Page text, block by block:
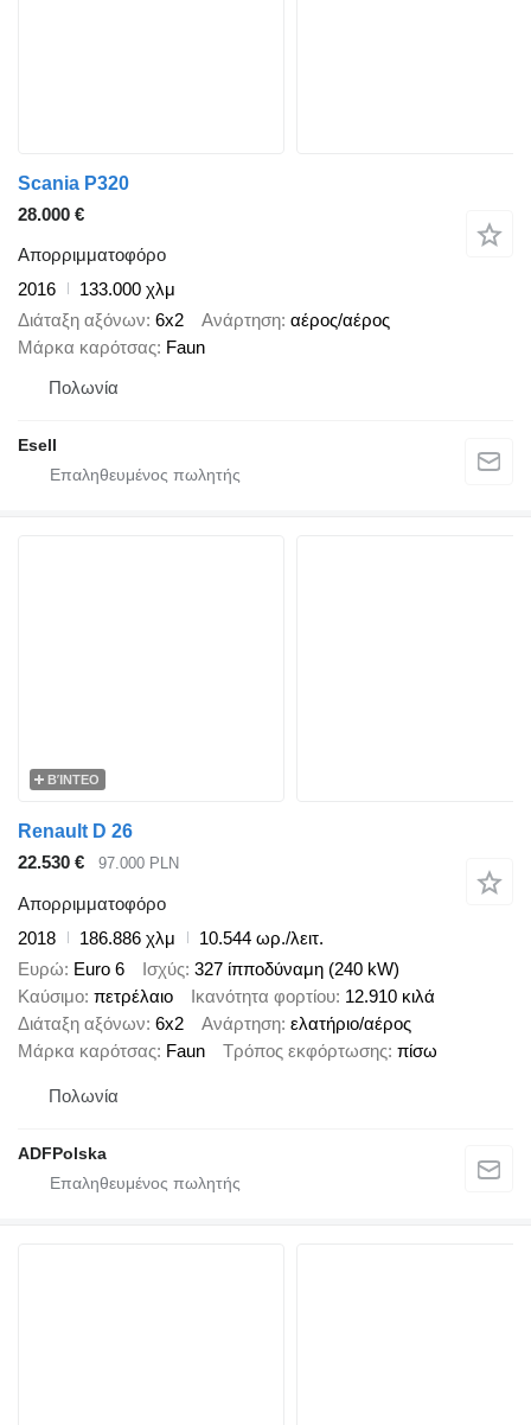
Scania P320
28.000 €
Απορριμματοφόρο
2016
133.000 χλμ
Διάταξη αξόνων 6x2 Ανάρτηση αέρος/αέρος
Μάρκα καρότσας Faun
Πολωνία
Esell
ΒΊΝΤΕΟ
Renault D 26
22.530 €
97.000 PLN
Απορριμματοφόρο
2018
186.886 χλμ
10.544 ωρ./λειτ.
Ευρώ Euro 6 Ισχύς 327 ίπποδύναμη (240 kW)
Καύσιμο πετρέλαιο Ικανότητα φορτίου 12.910 κιλά
Διάταξη αξόνων 6x2 Ανάρτηση ελατήριο/αέρος
Μάρκα καρότσας Faun Τρόπος εκφόρτωσης πίσω
Πολωνία
ADFPolska